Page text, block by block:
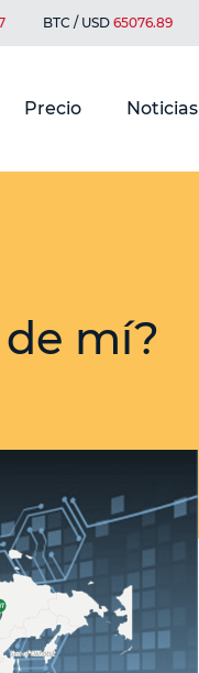
BTC / USD 65076.89
Precio Noticias
mí?